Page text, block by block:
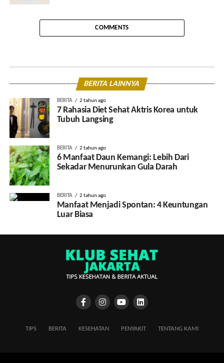
COMMENTS
BERITA LAINNYA
BERITA 2 tahun ago
7 Rahasia Diet Sehat Aktris Korea untuk
Tubuh Langsing
BERITA 2 tahun ago
6 Manfaat Daun Kemangi: Lebih Dari
Sekadar Menurunkan Gula Darah
BERITA 2 tahun ago
Manfaat Menjadi Spontan: 4 Keuntungan
Luar Biasa
TIPS BERITA KESEHATAN PENYAKIT TENTANG KAMI